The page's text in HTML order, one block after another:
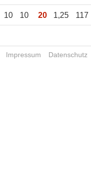
10 10 20 1,25 117
Impressum Datenschutz